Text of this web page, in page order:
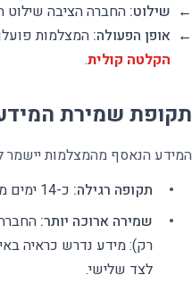
← שילוט: החברה הציבה שילוט
← אופן הפעולה: המצלמות פועלות במשך 24 שעות ביממה. צילום
הקלטה קולית.
תקופת שמירת
המידע הנאסף מהמצלמות יישמר
תקופה רגילה: כ-14 ימים ממועד ההקלטה.
שמירה ארוכה יותר:
רק): מידע נדרש כראיה
לצד שלישי.